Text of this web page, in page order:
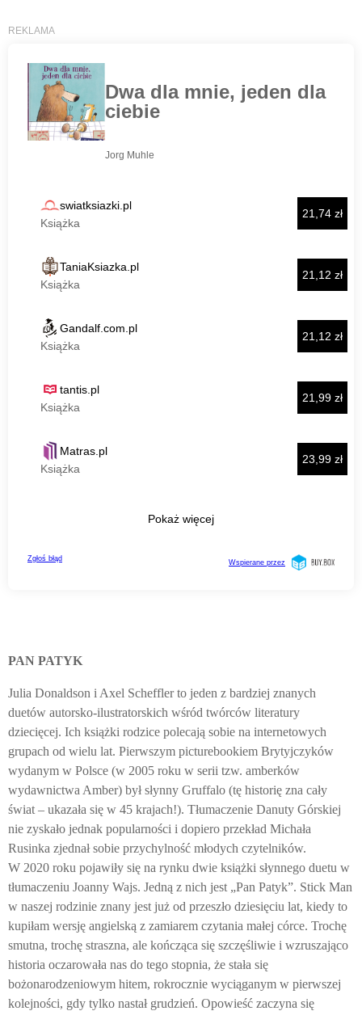
PAN PATYK
Julia Donaldson i Axel Scheffler to jeden z bardziej znanych
duetów autorsko-ilustratorskich wśród twórców literatury
dziecięcej. Ich książki rodzice polecają sobie na internetowych
grupach od wielu lat. Pierwszym picturebookiem Brytyjczyków
wydanym w Polsce (w 2005 roku w serii tzw. amberków
wydawnictwa Amber) był słynny Gruffalo (tę historię zna cały
świat – ukazała się w 45 krajach!). Tłumaczenie Danuty Górskiej
nie zyskało jednak popularności i dopiero przekład Michała
Rusinka zjednał sobie przychylność młodych czytelników.
W 2020 roku pojawiły się na rynku dwie książki słynnego duetu w
tłumaczeniu Joanny Wajs. Jedną z nich jest „Pan Patyk”. Stick Man
w naszej rodzinie znany jest już od przeszło dziesięciu lat, kiedy to
kupiłam wersję angielską z zamiarem czytania małej córce. Trochę
smutna, trochę straszna, ale kończąca się szczęśliwie i wzruszająco
historia oczarowała nas do tego stopnia, że stała się
bożonarodzeniowym hitem, rokrocznie wyciąganym w pierwszej
kolejności, gdy tylko nastał grudzień. Opowieść zaczyna się